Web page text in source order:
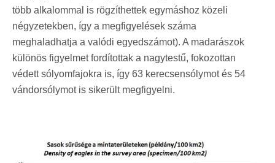
több alkalommal is rögzíthettek egymáshoz közeli
négyzetekben, így a megfigyelések száma
meghaladhatja a valódi egyedszámot). A madarászok
különös figyelmet fordítottak a nagytestű, fokozottan
védett sólyomfajokra is, így 63 kerecsensólymot és 54
vándorsólymot is sikerült megfigyelni.